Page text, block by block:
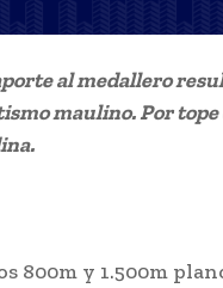
al medallero
maulino. Por tope
y 1.500m